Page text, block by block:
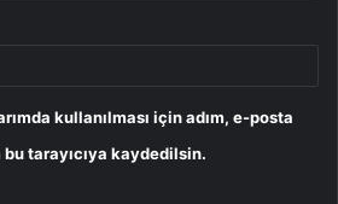
kullanılması için adım, e-posta
tarayıcıya kaydedilsin.